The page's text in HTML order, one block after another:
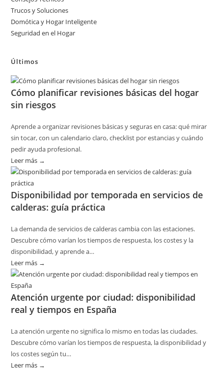
Trucos y Soluciones
Domótica y Hogar Inteligente
Seguridad en el Hogar
Últimos
Cómo planificar revisiones básicas del hogar
sin riesgos
Aprende a organizar revisiones básicas y seguras en casa: qué mirar
sin tocar, con un calendario claro, checklist por estancias y cuándo
pedir ayuda profesional.
Leer más →
Cómo
revisiones
básicas
hogar
sin
Disponibilidad por temporada en servicios de
calderas: guía práctica
La demanda de servicios de calderas cambia con las estaciones.
Descubre cómo varían los tiempos de respuesta, los costes y la
disponibilidad, y aprende a…
Leer más →
Disponibilidad
temporada
en
de
calderas:
Atención urgente por ciudad: disponibilidad
real y tiempos en España
La atención urgente no significa lo mismo en todas las ciudades.
Descubre cómo varían los tiempos de respuesta, la disponibilidad y
los costes según tu…
Leer más →